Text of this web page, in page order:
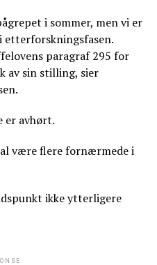
i sommer, men vi er
paragraf 295 for
av sin stilling, sier
er avhørt.
være flere fornærmede i
ikke ytterligere